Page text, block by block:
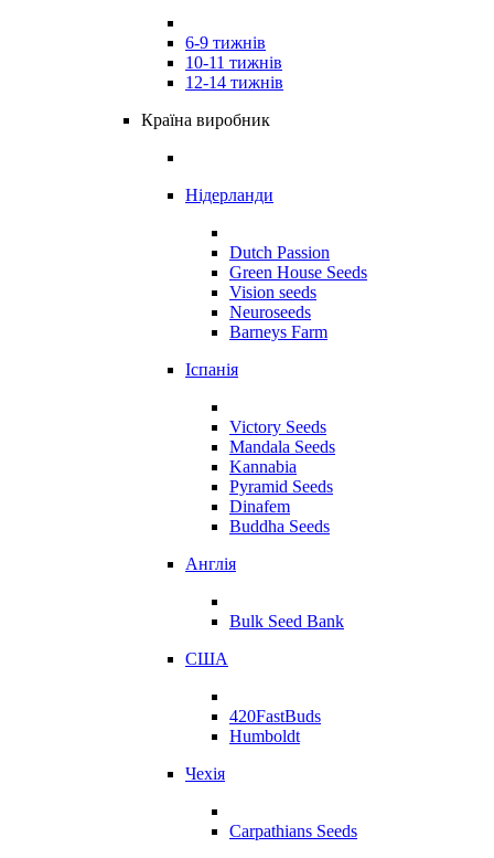
6-9 тижнів
10-11 тижнів
12-14 тижнів
Країна виробник
Нідерланди
Dutch Passion
Green House Seeds
Vision seeds
Neuroseeds
Barneys Farm
Іспанія
Victory Seeds
Mandala Seeds
Kannabia
Pyramid Seeds
Dinafem
Buddha Seeds
Англія
Bulk Seed Bank
США
420FastBuds
Humboldt
Чехія
Carpathians Seeds